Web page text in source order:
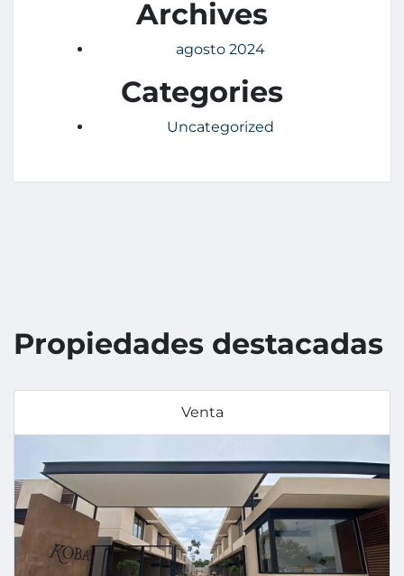
Archives
agosto 2024
Categories
Uncategorized
Propiedades destacadas
Venta